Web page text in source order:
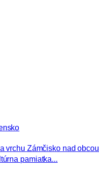
vrchu Zámčisko nad obcou
pamiatka...